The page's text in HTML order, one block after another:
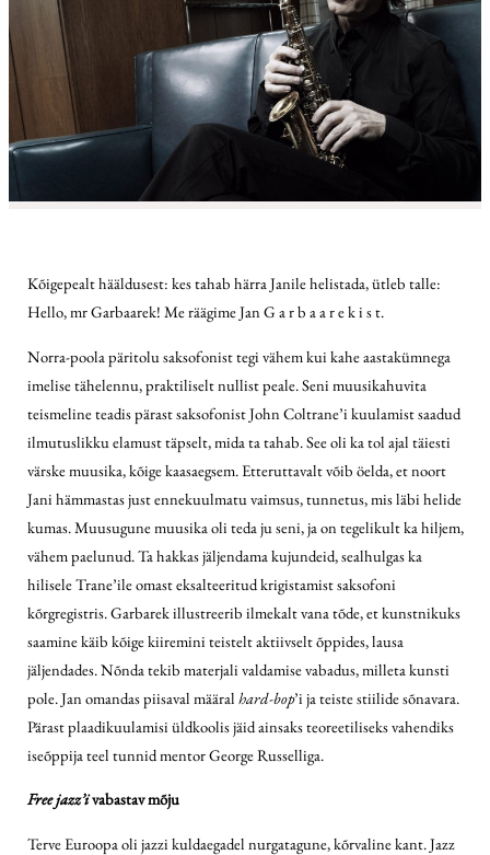
Kõigepealt hääldusest: kes tahab härra Janile helistada, ütleb talle:
Hello, mr Garbaarek! Me räägime Jan G a r b a a r e k i s t.
Norra-poola päritolu saksofonist tegi vähem kui kahe aastakümnega
imelise tähelennu, praktiliselt nullist peale. Seni muusikahuvita
teismeline teadis pärast saksofonist John Coltrane’i kuulamist saadud
ilmutuslikku elamust täpselt, mida ta tahab. See oli ka tol ajal täiesti
värske muusika, kõige kaasaegsem. Etteruttavalt võib öelda, et noort
Jani hämmastas just ennekuulmatu vaimsus, tunnetus, mis läbi helide
kumas. Muusugune muusika oli teda ju seni, ja on tegelikult ka hiljem,
vähem paelunud. Ta hakkas jäljendama kujundeid, sealhulgas ka
hilisele Trane’ile omast eksalteeritud krigistamist saksofoni
kõrgregistris. Garbarek illustreerib ilmekalt vana tõde, et kunstnikuks
saamine käib kõige kiiremini teistelt aktiivselt õppides, lausa
jäljendades. Nõnda tekib materjali valdamise vabadus, milleta kunsti
pole. Jan omandas piisaval määral hard-bop’i ja teiste stiilide sõnavara.
Pärast plaadikuulamisi üldkoolis jäid ainsaks teoreetiliseks vahendiks
iseõppija teel tunnid mentor George Russelliga.
Free jazz’ivabastav mõju
Terve Euroopa oli jazzi kuldaegadel nurgatagune, kõrvaline kant. Jazz